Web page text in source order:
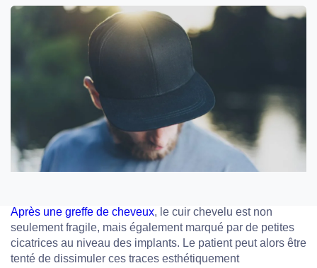
Après une greffe de cheveux, le cuir chevelu est non
seulement fragile, mais également marqué par de petites
cicatrices au niveau des implants. Le patient peut alors être
tenté de dissimuler ces traces esthétiquement